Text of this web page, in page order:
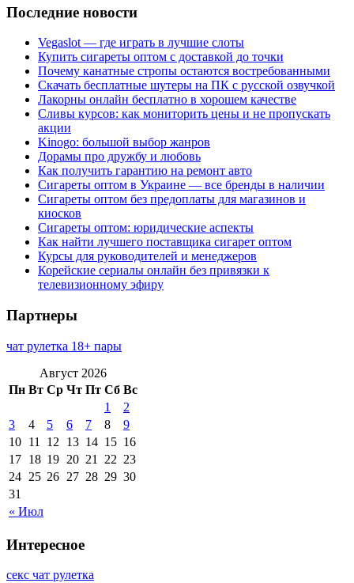
Последние новости
Vegaslot — где играть в лучшие слоты
Купить сигареты оптом с доставкой до точки
Почему канатные стропы остаются востребованными
Скачать бесплатные шутеры на ПК с русской озвучкой
Лакорны онлайн бесплатно в хорошем качестве
Сливы курсов: как мониторить цены и не пропускать
акции
Kinogo: большой выбор жанров
Дорамы про дружбу и любовь
Как получить гарантию на ремонт авто
Сигареты оптом в Украине — все бренды в наличии
Сигареты оптом без предоплаты для магазинов и
киосков
Сигареты оптом: юридические аспекты
Как найти лучшего поставщика сигарет оптом
Курсы для руководителей и менеджеров
Корейские сериалы онлайн без привязки к
телевизионному эфиру
Партнеры
чат рулетка 18+ пары
Август 2026
Пн Вт Ср Чт Пт Сб Вс
« Июл
1
2
3
4 5 6 7 8
9
10 11 12 13 14 15 16
17 18 19 20 21 22 23
24 25 26 27 28 29 30
31
Интересное
секс чат рулетка